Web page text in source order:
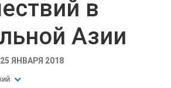
в
Азии
25 ЯНВАРЯ 2018